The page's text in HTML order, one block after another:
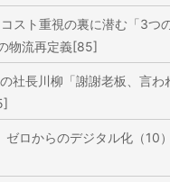
スト重視の裏に潜む「3つ
物流再定義[85]
社長川柳「謝謝老板、言わ
ロからのデジタル化（10